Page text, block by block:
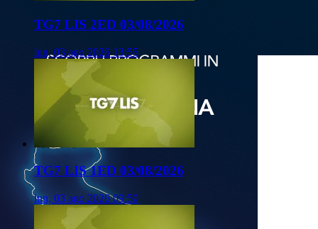
TG7 LIS 2ED 03/08/2026
lun, 03 ago 2026 13:55
TG7 LIS 1ED 03/08/2026
lun, 03 ago 2026 09:50